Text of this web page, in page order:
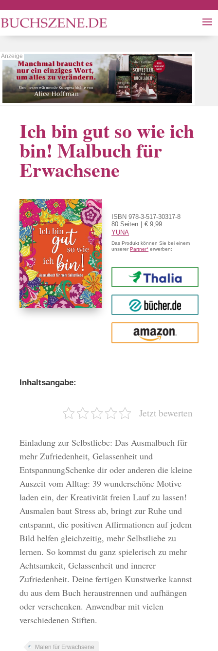
Ich bin gut so wie ich
bin! Malbuch für
Erwachsene
ISBN 978-3-517-30317-8
80 Seiten
€ 9,99
YUNA
Das Produkt können Sie bei einem
unsererPartner* erwerben:
Thalia
buecher.de
Amazon
Inhaltsangabe:
Jetzt bewerten
Einladung zur Selbstliebe: Das Ausmalbuch für
mehr Zufriedenheit, Gelassenheit und
EntspannungSchenke dir oder anderen die kleine
Auszeit vom Alltag: 39 wunderschöne Motive
laden ein, der Kreativität freien Lauf zu lassen!
Ausmalen baut Stress ab, bringt zur Ruhe und
entspannt, die positiven Affirmationen auf jedem
Bild helfen gleichzeitig, mehr Selbstliebe zu
lernen. So kommst du ganz spielerisch zu mehr
Achtsamkeit, Gelassenheit und innerer
Zufriedenheit. Deine fertigen Kunstwerke kannst
du aus dem Buch heraustrennen und aufhängen
oder verschenken. Anwendbar mit vielen
verschiedenen Stiften.
Malen für Erwachsene